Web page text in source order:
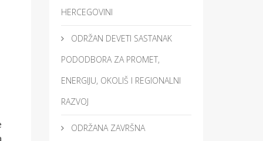
HERCEGOVINI
ODRŽAN DEVETI SASTANAK
PODODBORA ZA PROMET,
ENERGIJU, OKOLIŠ I REGIONALNI
RAZVOJ
ODRŽANA ZAVRŠNA